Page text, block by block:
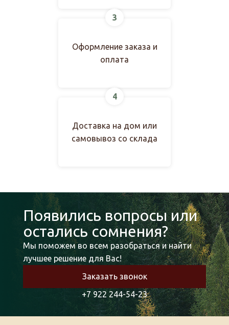
3
Оформление заказа и
оплата
4
Доставка на дом или
самовывоз со склада
Появились вопросы или
остались сомнения?
Мы поможем во всем разобраться и найти
лучшее решение для Вас!
Заказать звонок
+7 922 244-54-23